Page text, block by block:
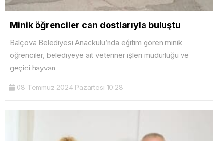
Minik öğrenciler can dostlarıyla buluştu
Balçova Belediyesi Anaokulu’nda eğitim gören minik
öğrenciler, belediyeye ait veteriner işleri müdürlüğü ve
geçici hayvan
08 Temmuz 2024 Pazartesi 10:28